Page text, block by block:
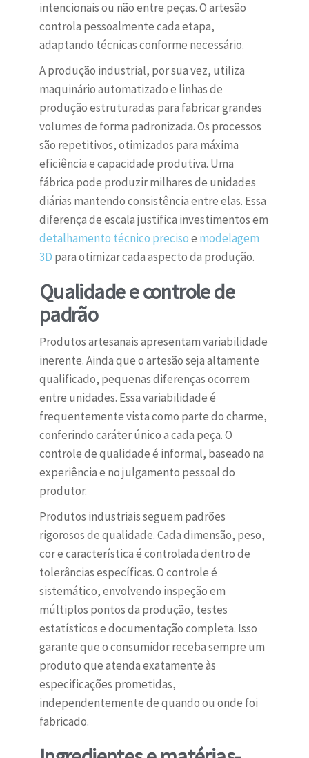
intencionais ou não entre peças. O artesão
controla pessoalmente cada etapa,
adaptando técnicas conforme necessário.
A produção industrial, por sua vez, utiliza
maquinário automatizado e linhas de
produção estruturadas para fabricar grandes
volumes de forma padronizada. Os processos
são repetitivos, otimizados para máxima
eficiência e capacidade produtiva. Uma
fábrica pode produzir milhares de unidades
diárias mantendo consistência entre elas. Essa
diferença de escala justifica investimentos em
detalhamento técnico precisoe modelagem
3D para otimizar cada aspecto da produção.
Qualidade e controle de
padrão
Produtos artesanais apresentam variabilidade
inerente. Ainda que o artesão seja altamente
qualificado, pequenas diferenças ocorrem
entre unidades. Essa variabilidade é
frequentemente vista como parte do charme,
conferindo caráter único a cada peça. O
controle de qualidade é informal, baseado na
experiência e no julgamento pessoal do
produtor.
Produtos industriais seguem padrões
rigorosos de qualidade. Cada dimensão, peso,
cor e característica é controlada dentro de
tolerâncias específicas. O controle é
sistemático, envolvendo inspeção em
múltiplos pontos da produção, testes
estatísticos e documentação completa. Isso
garante que o consumidor receba sempre um
produto que atenda exatamente às
especificações prometidas,
independentemente de quando ou onde foi
fabricado.